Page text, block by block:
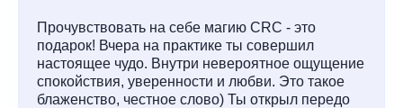
Прочувствовать на себе магию CRC - это
подарок! Вчера на практике ты совершил
настоящее чудо. Внутри невероятное ощущение
спокойствия, уверенности и любви. Это такое
блаженство, честное слово) Ты открыл передо